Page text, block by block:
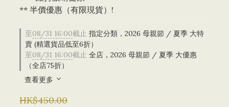
** 半價優惠（有限現貨）!
至08/31 16:00截止 指定分類，2026 母親節 / 夏季 大特
賣 (精選貨品低至6折）
至08/31 16:00截止 全店，2026 母親節 / 夏季 大優惠
（全店75折）
查看更多
HK$450.00